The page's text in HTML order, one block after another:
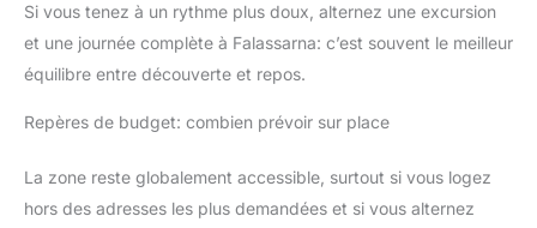
Si vous tenez à un rythme plus doux, alternez une excursion
et une journée complète à Falassarna: c’est souvent le meilleur
équilibre entre découverte et repos.
Repères de budget: combien prévoir sur place
La zone reste globalement accessible, surtout si vous logez
hors des adresses les plus demandées et si vous alternez